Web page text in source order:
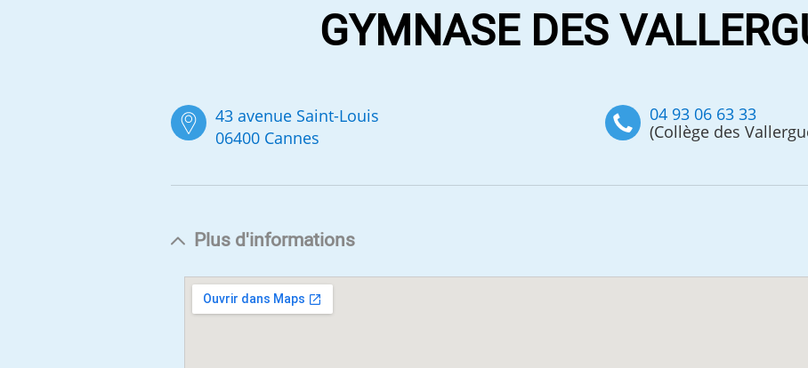
GYMNASE DES
43 avenue Saint-Louis
06400 Cannes
04 93 06 63 33
(Collège des
Plus d'informations